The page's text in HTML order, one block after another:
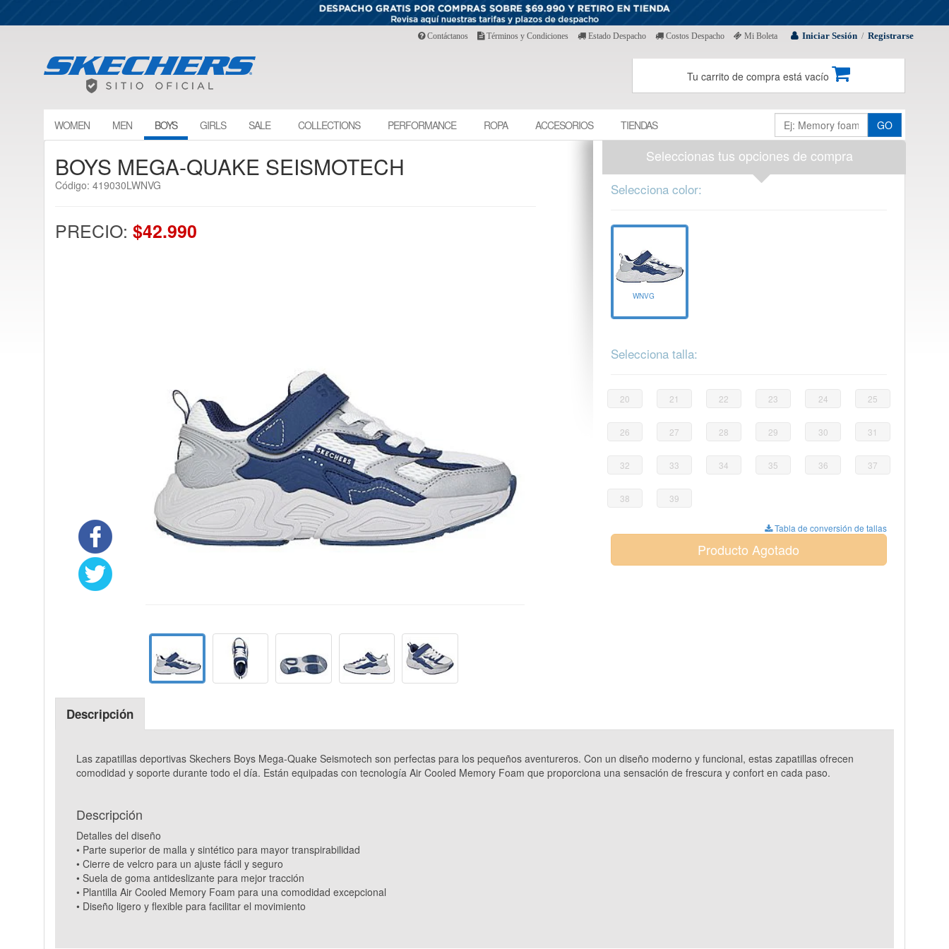
Iniciar Sesión / Registrarse
Contáctanos Términos y Condiciones Estado Despacho Costos Despacho Mi Boleta
Tu carrito de compra está vacío
WOMEN MEN BOYS GIRLS SALE COLLECTIONS PERFORMANCE ROPA ACCESORIOS TIENDAS GO
BOYS MEGA-QUAKE SEISMOTECH
Código: 419030LWNVG
PRECIO: $42.990
Seleccionas tus opciones de compra
Selecciona color:
WNVG
Selecciona talla:
20 21 22 23 24 25
26 27 28 29 30 31
32 33 34 35 36 37
38 39
Tabla de conversión de tallas
Producto Agotado
Descripción
Las zapatillas deportivas Skechers Boys Mega-Quake Seismotech son perfectas para los pequeños aventureros. Con un diseño moderno y funcional, estas zapatillas ofrecen
comodidad y soporte durante todo el día. Están equipadas con tecnología Air Cooled Memory Foam que proporciona una sensación de frescura y confort en cada paso.
Descripción
Detalles del diseño
• Parte superior de malla y sintético para mayor transpirabilidad
• Cierre de velcro para un ajuste fácil y seguro
• Suela de goma antideslizante para mejor tracción
• Plantilla Air Cooled Memory Foam para una comodidad excepcional
• Diseño ligero y flexible para facilitar el movimiento